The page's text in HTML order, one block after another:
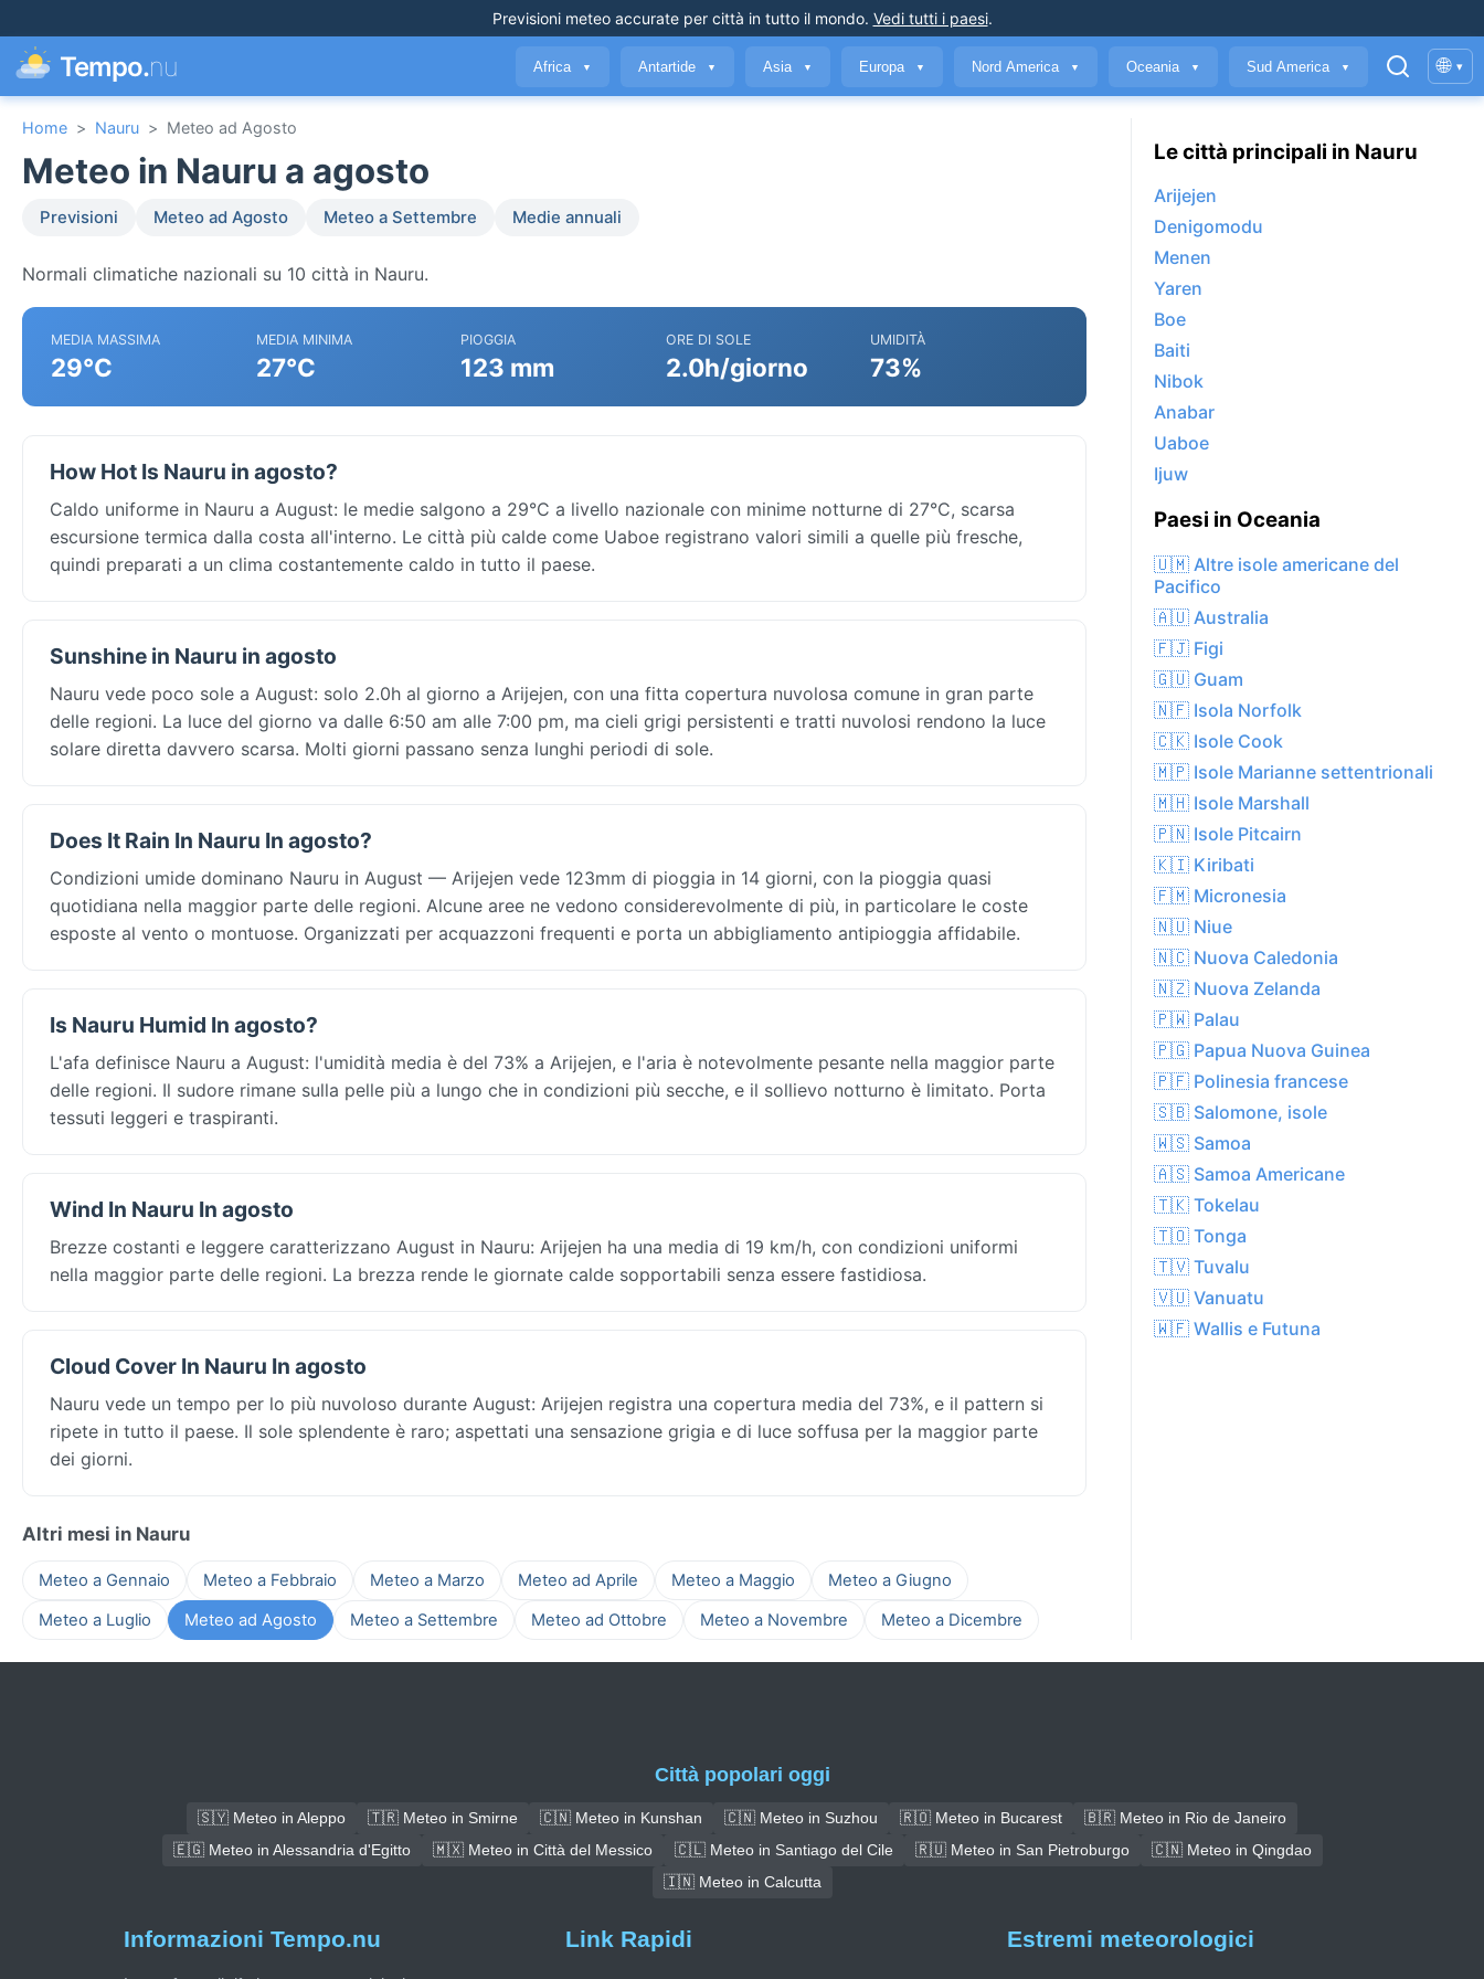
Previsioni meteo accurateper città in tutto il mondo. Vedi tutti i paesi.
Tempo.nu Africa ▼ Antartide ▼ Asia ▼ Europa ▼ Nord America ▼ Oceania ▼ Sud America ▼ 🌐 ▾
Home > Nauru > Meteo ad Agosto
Meteo in Nauru a agosto
Previsioni Meteo ad Agosto Meteo a Settembre Medie annuali
Normali climatiche nazionali su 10 città in Nauru.
MEDIA MASSIMA
29°C
MEDIA MINIMA
27°C
PIOGGIA
123 mm
ORE DI SOLE
2.0h/giorno
UMIDITÀ
73%
How Hot Is Nauru in agosto?
Caldo uniforme in Nauru a August: le medie salgono a 29°C a livello nazionale con minime notturne di 27°C, scarsa
escursione termica dalla costa all'interno. Le città più calde come Uaboe registrano valori simili a quelle più fresche,
quindi preparati a un clima costantemente caldo in tutto il paese.
Sunshine in Nauru in agosto
Nauru vede poco sole a August: solo 2.0h al giorno a Arijejen, con una fitta copertura nuvolosa comune in gran parte
delle regioni. La luce del giorno va dalle 6:50 am alle 7:00 pm, ma cieli grigi persistenti e tratti nuvolosi rendono la luce
solare diretta davvero scarsa. Molti giorni passano senza lunghi periodi di sole.
Does It Rain In Nauru In agosto?
Condizioni umide dominano Nauru in August — Arijejen vede 123mm di pioggia in 14 giorni, con la pioggia quasi
quotidiana nella maggior parte delle regioni. Alcune aree ne vedono considerevolmente di più, in particolare le coste
esposte al vento o montuose. Organizzati per acquazzoni frequenti e porta un abbigliamento antipioggia affidabile.
Is Nauru Humid In agosto?
L'afa definisce Nauru a August: l'umidità media è del 73% a Arijejen, e l'aria è notevolmente pesante nella maggior parte
delle regioni. Il sudore rimane sulla pelle più a lungo che in condizioni più secche, e il sollievo notturno è limitato. Porta
tessuti leggeri e traspiranti.
Wind In Nauru In agosto
Brezze costanti e leggere caratterizzano August in Nauru: Arijejen ha una media di 19 km/h, con condizioni uniformi
nella maggior parte delle regioni. La brezza rende le giornate calde sopportabili senza essere fastidiosa.
Cloud Cover In Nauru In agosto
Nauru vede un tempo per lo più nuvoloso durante August: Arijejen registra una copertura media del 73%, e il pattern si
ripete in tutto il paese. Il sole splendente è raro; aspettati una sensazione grigia e di luce soffusa per la maggior parte
dei giorni.
Altri mesi in Nauru
Meteo a Gennaio Meteo a Febbraio Meteo a Marzo Meteo ad Aprile Meteo a Maggio
Meteo a Giugno
Meteo a Luglio
Meteo ad Agosto Meteo a Settembre Meteo ad Ottobre Meteo a Novembre Meteo a Dicembre
Le città principali in Nauru
Arijejen
Denigomodu
Menen
Yaren
Boe
Baiti
Nibok
Anabar
Uaboe
Ijuw
Paesi in Oceania
🇺🇲 Altre isole americane del
Pacifico
🇦🇺 Australia
🇫🇯 Figi
🇬🇺 Guam
🇳🇫 Isola Norfolk
🇨🇰 Isole Cook
🇲🇵 Isole Marianne settentrionali
🇲🇭 Isole Marshall
🇵🇳 Isole Pitcairn
🇰🇮 Kiribati
🇫🇲 Micronesia
🇳🇺 Niue
🇳🇨 Nuova Caledonia
🇳🇿 Nuova Zelanda
🇵🇼 Palau
🇵🇬 Papua Nuova Guinea
🇵🇫 Polinesia francese
🇸🇧 Salomone, isole
🇼🇸 Samoa
🇦🇸 Samoa Americane
🇹🇰 Tokelau
🇹🇴 Tonga
🇹🇻 Tuvalu
🇻🇺 Vanuatu
🇼🇫 Wallis e Futuna
Città popolari oggi
🇸🇾 Meteo in Aleppo 🇹🇷 Meteo in Smirne 🇨🇳 Meteo in Kunshan 🇨🇳 Meteo in Suzhou 🇷🇴 Meteo in Bucarest
🇧🇷 Meteo in Rio de Janeiro
🇪🇬 Meteo in Alessandria d'Egitto
🇲🇽 Meteo in Città del Messico 🇨🇱 Meteo in Santiago del Cile 🇷🇺 Meteo in San Pietroburgo
🇨🇳 Meteo in Qingdao
🇮🇳 Meteo in Calcutta
Informazioni Tempo.nu Link Rapidi Estremi meteorologici